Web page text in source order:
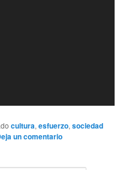
cultura,esfuerzo,sociedad
un comentario